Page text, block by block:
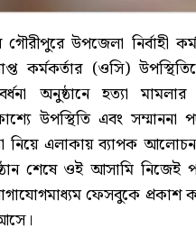
গৌরীপুরে উপজেলা নির্বাহী
কর্মকর্তার (ওসি)
অনুষ্ঠানে হত্যা
উপস্থিতি এবং
নিয়ে এলাকায় ব্যাপক
শেষে ওই আসামি নিজেই
ফেসবুকে প্রকাশ